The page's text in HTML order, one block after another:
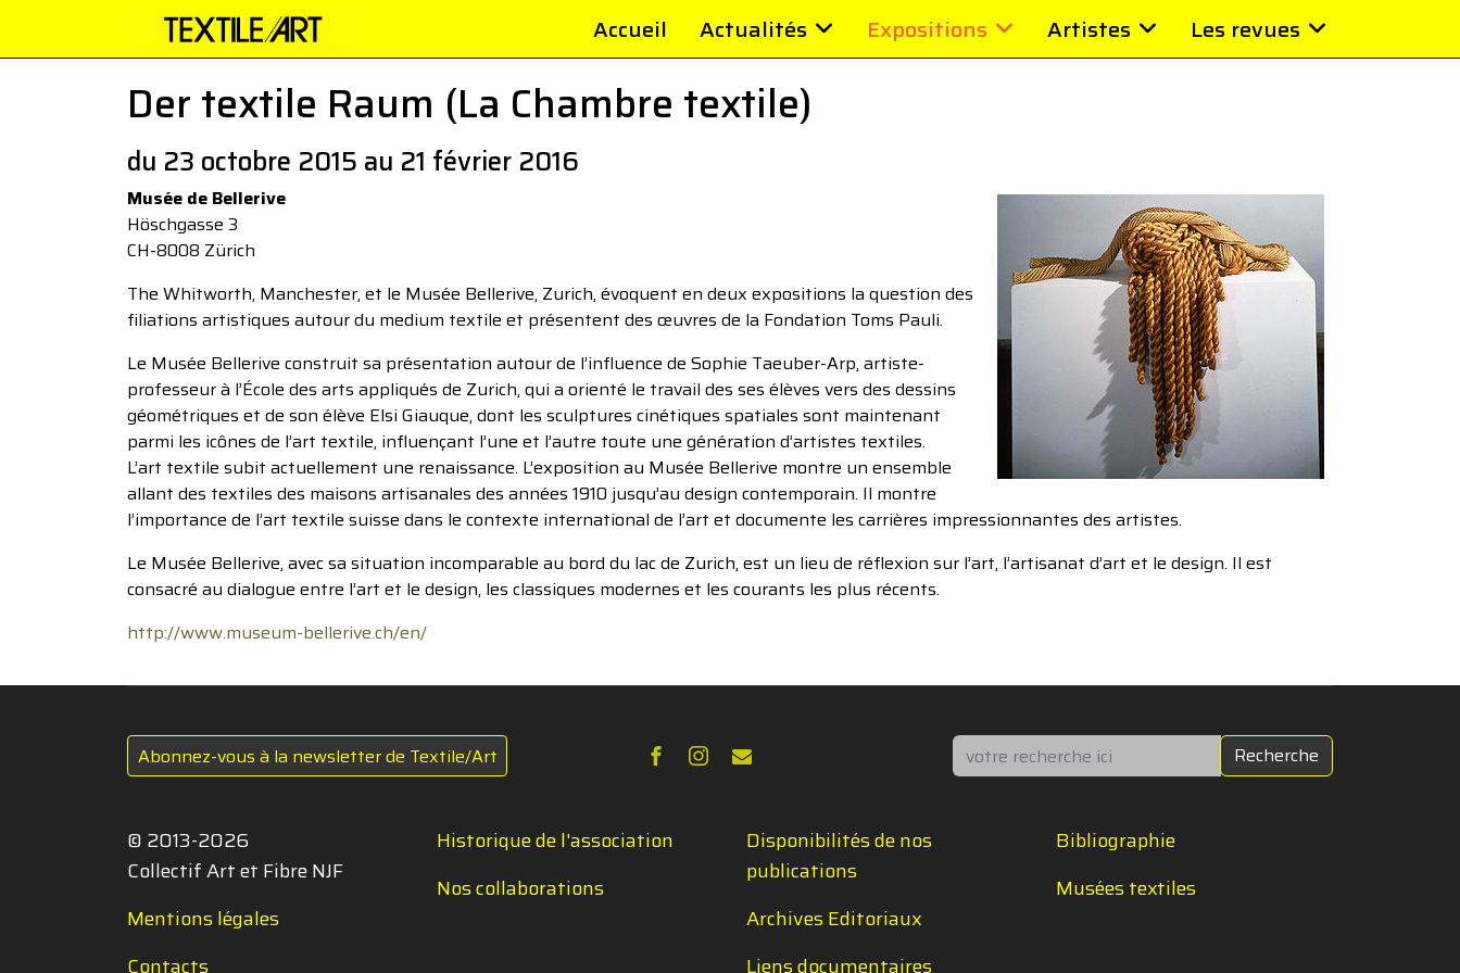
Accueil Actualités Expositions Artistes Les revues
Der textile Raum (La Chambre textile)
du 23 octobre 2015 au 21 février 2016
Musée de Bellerive
Höschgasse 3
CH-8008 Zürich
The Whitworth, Manchester, et le Musée Bellerive, Zurich, évoquent en deux expositions la question des
filiations artistiques autour du medium textile et présentent des œuvres de la Fondation Toms Pauli.
Le Musée Bellerive construit sa présentation autour de l’influence de Sophie Taeuber-Arp, artiste-
professeur à l’École des arts appliqués de Zurich, qui a orienté le travail des ses élèves vers des dessins
géométriques et de son élève Elsi Giauque, dont les sculptures cinétiques spatiales sont maintenant
parmi les icônes de l’art textile, influençant l’une et l’autre toute une génération d’artistes textiles.
L’art textile subit actuellement une renaissance. L’exposition au Musée Bellerive montre un ensemble
allant des textiles des maisons artisanales des années 1910 jusqu’au design contemporain. Il montre
l’importance de l’art textile suisse dans le contexte international de l’art et documente les carrières impressionnantes des artistes.
Le Musée Bellerive, avec sa situation incomparable au bord du lac de Zurich, est un lieu de réflexion sur l’art, l’artisanat d’art et le design. Il est
consacré au dialogue entre l’art et le design, les classiques modernes et les courants les plus récents.
http://www.museum-bellerive.ch/en/
Abonnez-vous à la newsletter de Textile/Art Rechercher Recherche
© 2013-2026
Collectif Art et Fibre NJF
Mentions légales
Contacts
Historique de l'association
Nos collaborations
Disponibilités de nos
publications
Archives Editoriaux
Liens documentaires
Bibliographie
Musées textiles